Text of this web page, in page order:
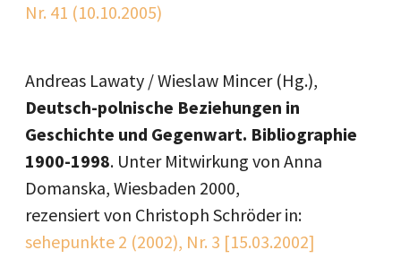
Nr. 41 (10.10.2005)
Andreas Lawaty / Wieslaw Mincer (Hg.),
Deutsch-polnische Beziehungen in
Geschichte und Gegenwart. Bibliographie
1900-1998. Unter Mitwirkung von Anna
Domanska, Wiesbaden 2000,
rezensiert von Christoph Schröder in:
sehepunkte 2 (2002), Nr. 3 [15.03.2002]